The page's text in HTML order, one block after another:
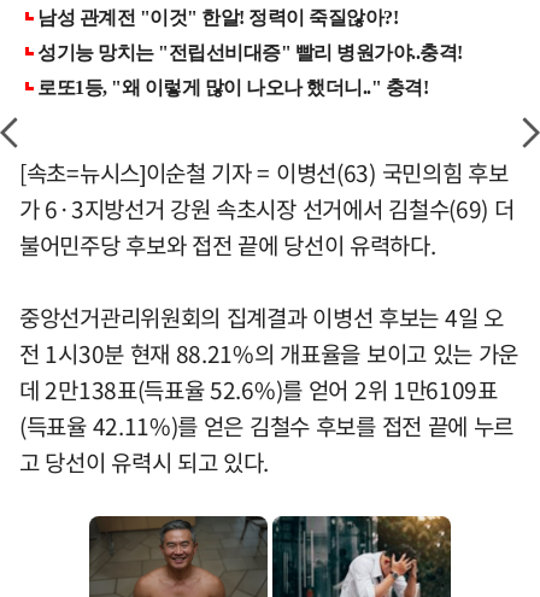
[속초=뉴시스]이순철 기자 = 이병선(63) 국민의힘 후보
가 6·3지방선거 강원 속초시장 선거에서 김철수(69) 더
불어민주당 후보와 접전 끝에 당선이 유력하다.
중앙선거관리위원회의 집계결과 이병선 후보는 4일 오
전 1시30분 현재 88.21%의 개표율을 보이고 있는 가운
데 2만138표(득표율 52.6%)를 얻어 2위 1만6109표
(득표율 42.11%)를 얻은 김철수 후보를 접전 끝에 누르
고 당선이 유력시 되고 있다.